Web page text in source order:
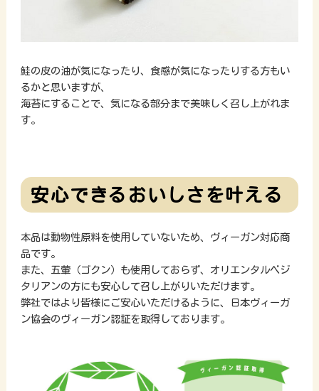
鮭の皮の油が気になったり、食感が気になったりする方もい
るかと思いますが、
海苔にすることで、気になる部分まで美味しく召し上がれま
す。
安心できるおいしさを叶える
本品は動物性原料を使用していないため、ヴィーガン対応商
品です。
また、五葷（ゴクン）も使用しておらず、オリエンタルベジ
タリアンの方にも安心して召し上がりいただけます。
弊社ではより皆様にご安心いただけるように、日本ヴィーガ
ン協会のヴィーガン認証を取得しております。